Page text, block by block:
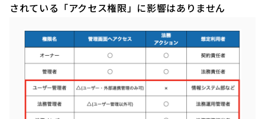
されている「アクセス権限」に影響はありません